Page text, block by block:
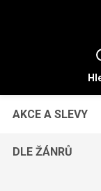
AKCE A SLEVY
DLE ŽÁNRŮ